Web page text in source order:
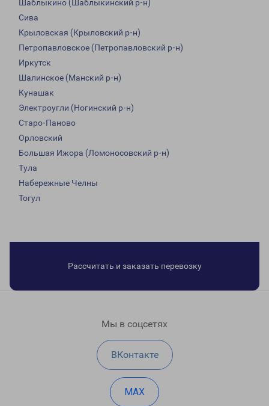
Шаблыкино (Шаблыкинский р-н)
Сива
Крыловская (Крыловский р-н)
Петропавловское (Петропавловский р-н)
Иркутск
Шалинское (Манский р-н)
Кунашак
Электроугли (Ногинский р-н)
Старо-Паново
Орловский
Большая Ижора (Ломоносовский р-н)
Тула
Набережные Челны
Тогул
Рассчитать и заказать перевозку
Мы в соцсетях
ВКонтакте
MAX